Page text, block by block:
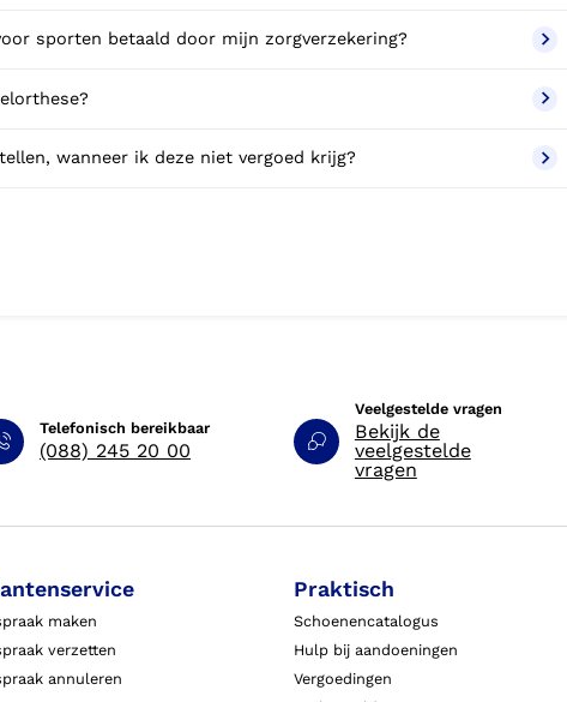
sporten betaald door mijn zorgverzekering?
wanneer ik deze niet vergoed krijg?
Telefonisch bereikbaar
(088) 245 20 00
Veelgestelde vragen
Bekijk de
veelgestelde
vragen
maken
verzetten
annuleren
Praktisch
Schoenencatalogus
Hulp bij aandoeningen
Vergoedingen